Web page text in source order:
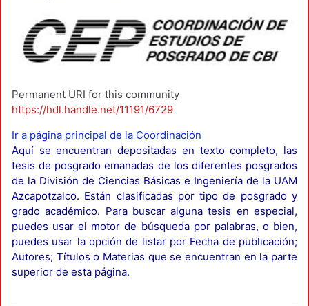
Permanent URI for this community
https://hdl.handle.net/11191/6729
Ir a página principal de la Coordinación
Aquí se encuentran depositadas en texto completo, las
tesis de posgrado emanadas de los diferentes posgrados
de la División de Ciencias Básicas e Ingeniería de la UAM
Azcapotzalco. Están clasificadas por tipo de posgrado y
grado académico. Para buscar alguna tesis en especial,
puedes usar el motor de búsqueda por palabras, o bien,
puedes usar la opción de listar por Fecha de publicación;
Autores; Títulos o Materias que se encuentran en la parte
superior de esta página.